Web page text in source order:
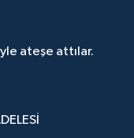
ateşe attılar.